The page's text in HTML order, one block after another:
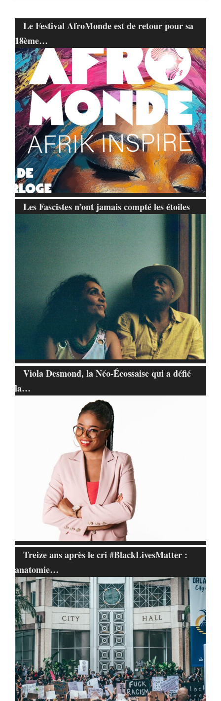
Le Festival AfroMonde est de retour pour sa
18ème…
Les Fascistes n’ont jamais compté les étoiles
Viola Desmond, la Néo-Écossaise qui a défié
la…
Treize ans après le cri #BlackLivesMatter :
anatomie…